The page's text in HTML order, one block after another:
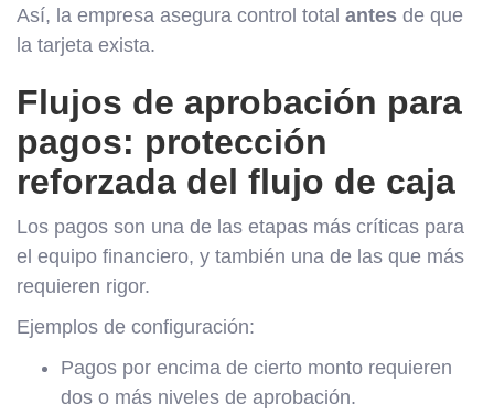
Así, la empresa asegura control total antes de que
la tarjeta exista.
Flujos de aprobación para
pagos: protección
reforzada del flujo de caja
Los pagos son una de las etapas más críticas para
el equipo financiero, y también una de las que más
requieren rigor.
Ejemplos de configuración:
Pagos por encima de cierto monto requieren
dos o más niveles de aprobación.